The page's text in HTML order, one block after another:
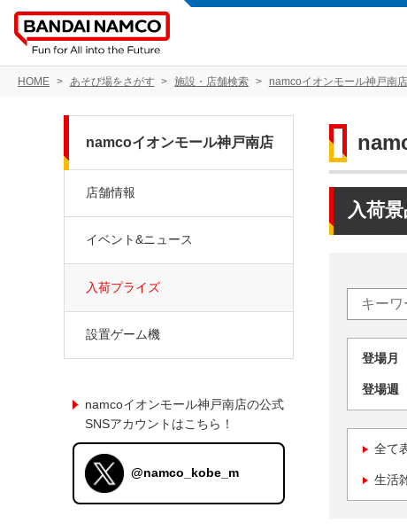
HOME あそび場をさがす 施設・店舗検索 namcoイオンモール神戸南店
入荷
登場月
登場週
全て
生活
namcoイオンモール神戸南店
店舗情報
イベント&ニュース
入荷プライズ
設置ゲーム機
namcoイオンモール神戸南店の公式
SNSアカウントはこちら！
@namco_kobe_m